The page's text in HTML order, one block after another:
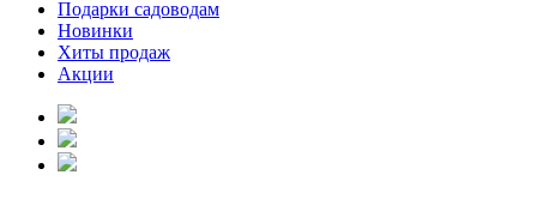
Подарки садоводам
Новинки
Хиты продаж
Акции